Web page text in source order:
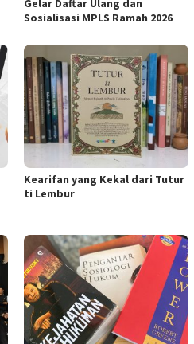
Gelar Daftar Ulang dan
Sosialisasi MPLS Ramah 2026
Kearifan yang Kekal dari Tutur
ti Lembur